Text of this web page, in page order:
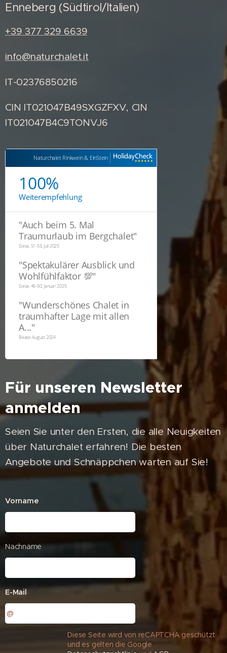
Enneberg (Südtirol/Italien)
+39 377 329 6639
info@naturchalet.it
IT-02376850216
CIN IT021047B49SXGZFXV, CIN
IT021047B4C9TONVJ6
Naturchalet Rinkwein & EinStein
100%
Weiterempfehlung
"Auch beim 5. Mal
Traumurlaub im Bergchalet"
Gesa, 51-55, Juli 2025
"Spektakulärer Ausblick und
Wohlfühlfaktor 💯"
Gesa, 46-50, Januar 2025
"Wunderschönes Chalet in
traumhafter Lage mit allen
A..."
Beate, August 2024
Für unseren Newsletter
anmelden
Seien Sie unter den Ersten, die alle Neuigkeiten
über Naturchalet erfahren! Die besten
Angebote und Schnäppchen warten auf Sie!
Vorname
Nachname
E-Mail
Diese Seite wird von reCAPTCHA geschützt
und es gelten die Google